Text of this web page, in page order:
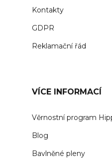
Kontakty
GDPR
Reklamační řád
VÍCE INFORMACÍ
Věrnostní program
Blog
Bavlněné pleny